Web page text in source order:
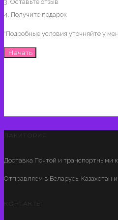
3. Оставьте отзыв
4. Получите подарок
*Подробные условия уточняйте у
Начать
ЛАКИТОРИЯ
Доставка Почтой и транспортными
Отправляем в Беларусь, Казахстан
КОНТАКТЫ